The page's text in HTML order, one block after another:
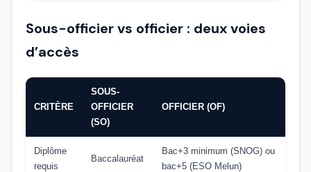
Sous-officier vs officier : deux voies
d’accès
CRITÈRE
SOUS-
OFFICIER
(SO)
OFFICIER (OF)
Diplôme
requis
Baccalauréat
Bac+3 minimum (SNOG) ou
bac+5 (ESO Melun)